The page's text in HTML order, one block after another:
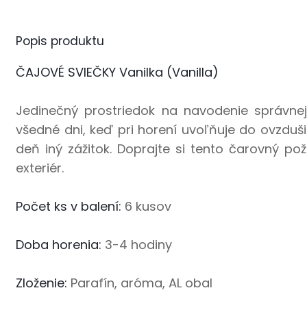
Popis produktu
ČAJOVÉ SVIEČKY Vanilka (Vanilla)
Jedinečný prostriedok na navodenie
všedné dni, keď pri horení uvoľňuje do
deň iný zážitok. Doprajte si tento čarovný
exteriér.
Počet ks v balení: 6 kusov
Doba horenia: 3-4 hodiny
Zloženie: Parafín, aróma, AL obal